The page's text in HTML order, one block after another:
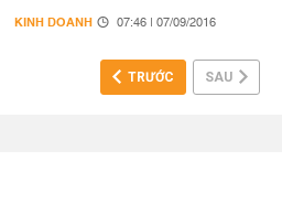
KINH DOANH 07:46 | 07/09/2016
TRƯỚC SAU